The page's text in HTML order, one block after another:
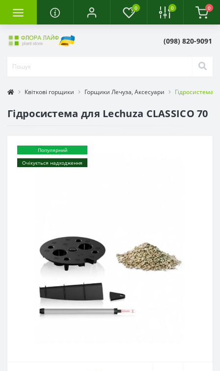
0 0 0
(098) 820-9091
Квіткові горщики Горщики Лечуза, Аксесуари Гідросистема
Гідросистема для Lechuza CLASSICO 70
Популярний
Очікується надходження